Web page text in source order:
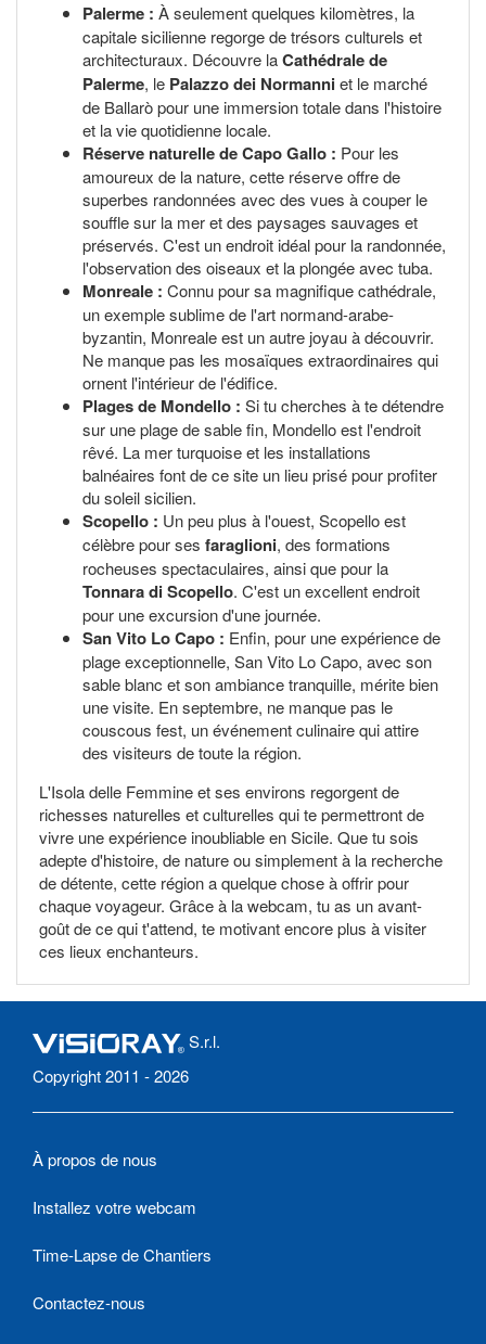
Palerme : À seulement quelques kilomètres, la
capitale sicilienne regorge de trésors culturels et
architecturaux. Découvre laCathédrale de
Palerme, le Palazzo dei Normanniet le marché
de Ballarò pour une immersion totale dans l'histoire
et la vie quotidienne locale.
Réserve naturelle de Capo Gallo : Pour les
amoureux de la nature, cette réserve offre de
superbes randonnées avec des vues à couper le
souffle sur la mer et des paysages sauvages et
préservés. C'est un endroit idéal pour la randonnée,
l'observation des oiseaux et la plongée avec tuba.
Monreale : Connu pour sa magnifique cathédrale,
un exemple sublime de l'art normand-arabe-
byzantin, Monreale est un autre joyau à découvrir.
Ne manque pas les mosaïques extraordinaires qui
ornent l'intérieur de l'édifice.
Plages de Mondello : Si tu cherches à te détendre
sur une plage de sable fin, Mondello est l'endroit
rêvé. La mer turquoise et les installations
balnéaires font de ce site un lieu prisé pour profiter
du soleil sicilien.
Scopello : Un peu plus à l'ouest, Scopello est
célèbre pour ses faraglioni, des formations
rocheuses spectaculaires, ainsi que pour la
Tonnara di Scopello. C'est un excellent endroit
pour une excursion d'une journée.
San Vito Lo Capo : Enfin, pour une expérience de
plage exceptionnelle, San Vito Lo Capo, avec son
sable blanc et son ambiance tranquille, mérite bien
une visite. En septembre, ne manque pas le
couscous fest, un événement culinaire qui attire
des visiteurs de toute la région.
L'Isola delle Femmine et ses environs regorgent de
richesses naturelles et culturelles qui te permettront de
vivre une expérience inoubliable en Sicile. Que tu sois
adepte d'histoire, de nature ou simplement à la recherche
de détente, cette région a quelque chose à offrir pour
chaque voyageur. Grâce à la webcam, tu as un avant-
goût de ce qui t'attend, te motivant encore plus à visiter
ces lieux enchanteurs.
S.r.l.
Copyright 2011 - 2026
À propos de nous
Installez votre webcam
Time-Lapse de Chantiers
Contactez-nous